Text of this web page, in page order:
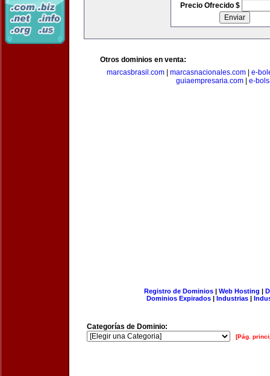
Precio Ofrecido $
Otros dominios en venta:
marcasbrasil.com| marcasnacionales.com| e-
guiaempresaria.com
e-
Registro de Dominios| Web Hosting |
Dominios Expirados | Industrias |
Categorías de Dominio:
[Pág.